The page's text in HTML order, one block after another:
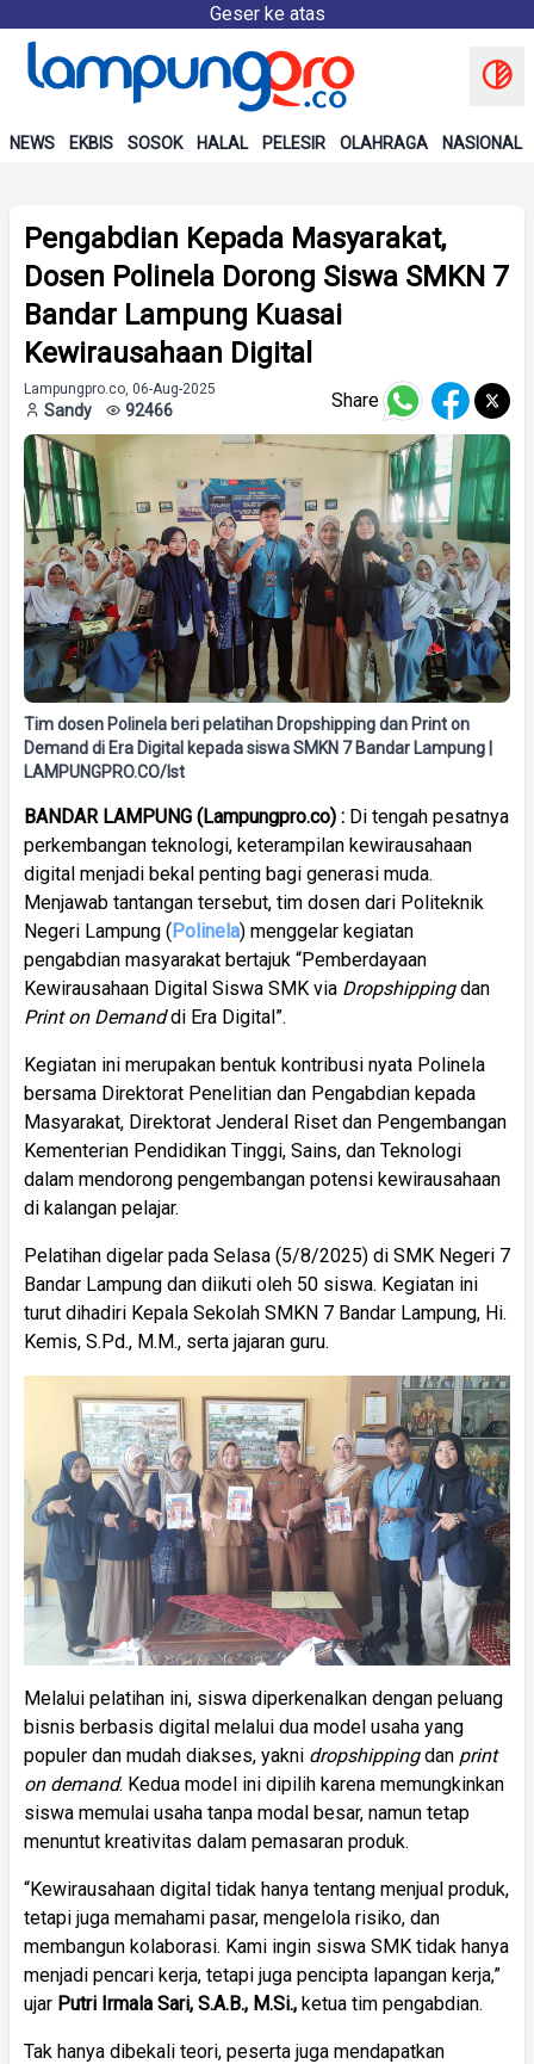
Geser ke atas
NEWS EKBIS SOSOK HALAL PELESIR OLAHRAGA NASIONAL
Pengabdian Kepada Masyarakat,
Dosen Polinela Dorong Siswa SMKN 7
Bandar Lampung Kuasai
Kewirausahaan Digital
Lampungpro.co, 06-Aug-2025
Sandy 92466 Share
Tim dosen Polinela beri pelatihan Dropshipping dan Print on
Demand di Era Digital kepada siswa SMKN 7 Bandar Lampung |
LAMPUNGPRO.CO/Ist
BANDAR LAMPUNG (Lampungpro.co) : Di tengah pesatnya
perkembangan teknologi, keterampilan kewirausahaan
digital menjadi bekal penting bagi generasi muda.
Menjawab tantangan tersebut, tim dosen dari Politeknik
Negeri Lampung ( Polinela) menggelar kegiatan
pengabdian masyarakat bertajuk “Pemberdayaan
Kewirausahaan Digital Siswa SMK via Dropshippingdan
Print on Demanddi Era Digital”.
Kegiatan ini merupakan bentuk kontribusi nyata Polinela
bersama Direktorat Penelitian dan Pengabdian kepada
Masyarakat, Direktorat Jenderal Riset dan Pengembangan
Kementerian Pendidikan Tinggi, Sains, dan Teknologi
dalam mendorong pengembangan potensi kewirausahaan
di kalangan pelajar.
Pelatihan digelar pada Selasa (5/8/2025) di SMK Negeri 7
Bandar Lampung dan diikuti oleh 50 siswa. Kegiatan ini
turut dihadiri Kepala Sekolah SMKN 7 Bandar Lampung, Hi.
Kemis, S.Pd., M.M., serta jajaran guru.
Melalui pelatihan ini, siswa diperkenalkan dengan peluang
bisnis berbasis digital melalui dua model usaha yang
populer dan mudah diakses, yakni dropshippingdan print
on demand. Kedua model ini dipilih karena memungkinkan
siswa memulai usaha tanpa modal besar, namun tetap
menuntut kreativitas dalam pemasaran produk.
“Kewirausahaan digital tidak hanya tentang menjual produk,
tetapi juga memahami pasar, mengelola risiko, dan
membangun kolaborasi. Kami ingin siswa SMK tidak hanya
menjadi pencari kerja, tetapi juga pencipta lapangan kerja,”
ujar Putri Irmala Sari, S.A.B., M.Si., ketua tim pengabdian.
Tak hanya dibekali teori, peserta juga mendapatkan